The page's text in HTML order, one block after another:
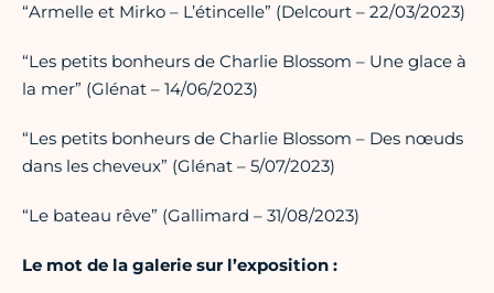
“Armelle et Mirko – L’étincelle” (Delcourt – 22/03/2023)
“Les petits bonheurs de Charlie Blossom – Une glace à
la mer” (Glénat – 14/06/2023)
“Les petits bonheurs de Charlie Blossom – Des nœuds
dans les cheveux” (Glénat – 5/07/2023)
“Le bateau rêve” (Gallimard – 31/08/2023)
Le mot de la galerie sur l’exposition :